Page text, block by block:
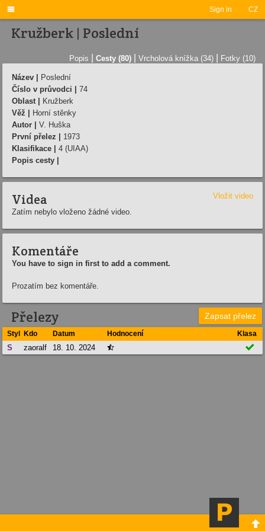
Sign in CZ

Kružberk | Poslední
Popis Cesty (80) Vrcholová knížka (34) Fotky (10)
Název |
Poslední
Číslo v průvodci |
74
Oblast |
Kružberk
Věž |
Horní stěnky
Autor |
V. Huška
První přelez |
1973
Klasifikace |
4 (UIAA)
Popis cesty |
Videa
Vložit video
Zatím nebylo vloženo žádné video.
Komentáře
You have to sign in first to add a comment.
Prozatím bez komentáře.
Přelezy Zapsat přelez
Styl Kdo Datum Hodnocení Klasa
S zaoralf 18. 10. 2024  
